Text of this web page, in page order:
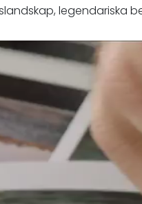
legendariska